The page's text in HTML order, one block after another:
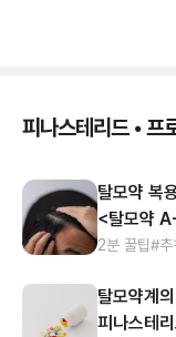
피나스테리드 • 프
탈모약 복
<탈모약
2분 꿀팁#추
탈모약계
피나스테